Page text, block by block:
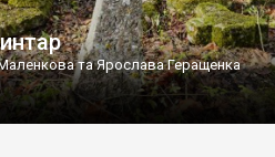
та Ярослава Геращенка